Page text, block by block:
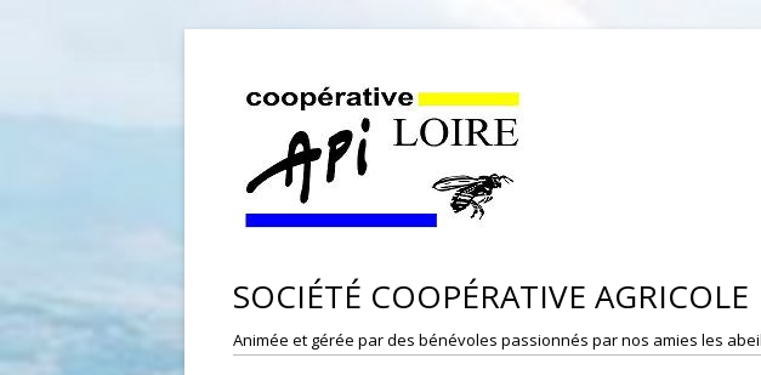
SOCIÉTÉ COOPÉRATIVE
Animée et gérée par des bénévoles passionnés par nos amies les